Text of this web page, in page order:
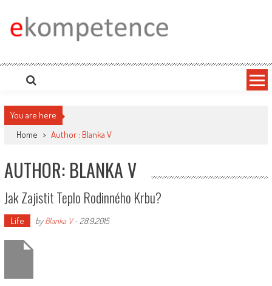
content
Ekompetence
portálech. Press Media. Kde vydat Tiskovou zprávu? Na portále eKompetence
You are here
Home > Author : Blanka V
AUTHOR: BLANKA V
Jak Zajistit Teplo Rodinného Krbu?
Life byBlanka V- 28.9.2015